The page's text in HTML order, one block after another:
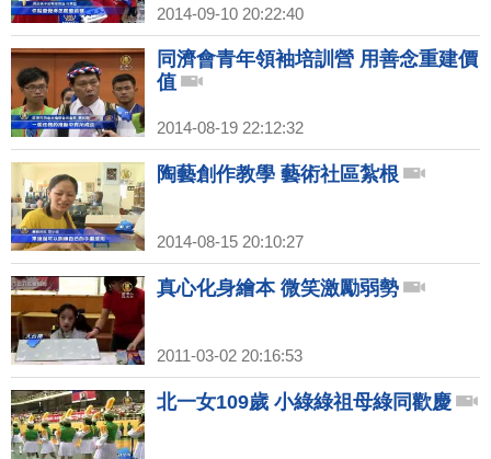
2014-09-10 20:22:40
同濟會青年領袖培訓營 用善念重建價
值
2014-08-19 22:12:32
陶藝創作教學 藝術社區紮根
2014-08-15 20:10:27
真心化身繪本 微笑激勵弱勢
2011-03-02 20:16:53
北一女109歲 小綠綠祖母綠同歡慶